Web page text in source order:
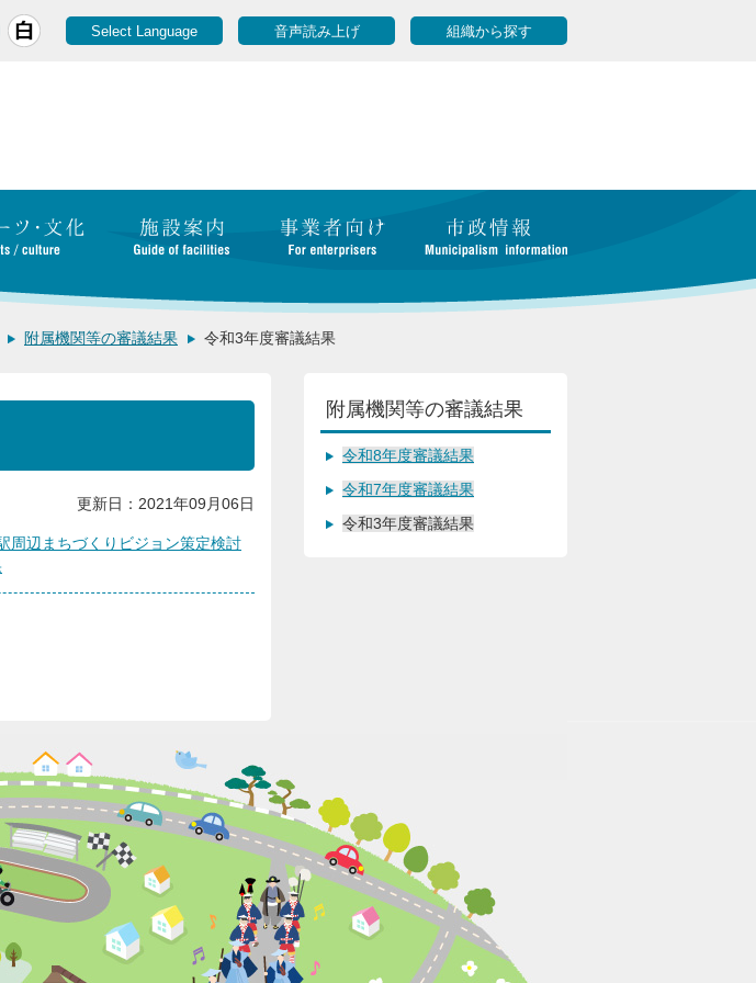
Select Language 音声読み上げ 組織から探す
附属機関等の審議結果 令和3年度審議結果
更新日：2021年09月06日
周辺まちづくりビジョン策定検討
附属機関等の審議結果
令和8年度審議結果
令和7年度審議結果
令和3年度審議結果